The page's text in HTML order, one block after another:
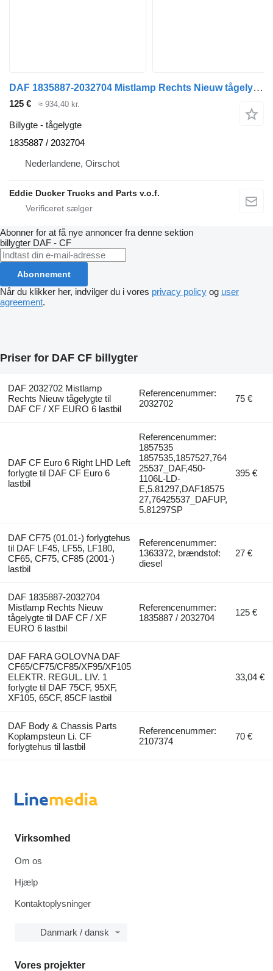
DAF 1835887-2032704 Mistlamp Rechts Nieuw tågelygte til DAF CF / XF EURO 6 lastbil
125 € ≈ 934,40 kr.
Billygte - tågelygte
1835887 / 2032704
Nederlandene, Oirschot
Eddie Ducker Trucks and Parts v.o.f.
Abonner for at få nye annoncer fra denne sektion
billygter DAF - CF
Abonnement
Når du klikker her, indvilger du i vores privacy policy og user
agreement.
Priser for DAF CF billygter
DAF 2032702 Mistlamp
Rechts Nieuw tågelygte til
DAF CF / XF EURO 6 lastbil
Referencenummer:
2032702
75 €
DAF CF Euro 6 Right LHD Left
forlygte til DAF CF Euro 6
lastbil
Referencenummer:
1857535
1857535,1857527,764
25537_DAF,450-
1106L-LD-
E,5.81297,DAF18575
27,76425537_DAFUP,
5.81297SP
395 €
DAF CF75 (01.01-) forlygtehus
til DAF LF45, LF55, LF180,
CF65, CF75, CF85 (2001-)
lastbil
Referencenummer:
1363372, brændstof:
diesel
27 €
DAF 1835887-2032704
Mistlamp Rechts Nieuw
tågelygte til DAF CF / XF
EURO 6 lastbil
Referencenummer:
1835887 / 2032704
125 €
DAF FARA GOLOVNA DAF
CF65/CF75/CF85/XF95/XF105
ELEKTR. REGUL. LIV. 1
forlygte til DAF 75CF, 95XF,
XF105, 65CF, 85CF lastbil
33,04 €
DAF Body & Chassis Parts
Koplampsteun Li. CF
forlygtehus til lastbil
Referencenummer:
2107374
70 €
Virksomhed
Om os
Hjælp
Kontaktoplysninger
Danmark / dansk
Vores projekter